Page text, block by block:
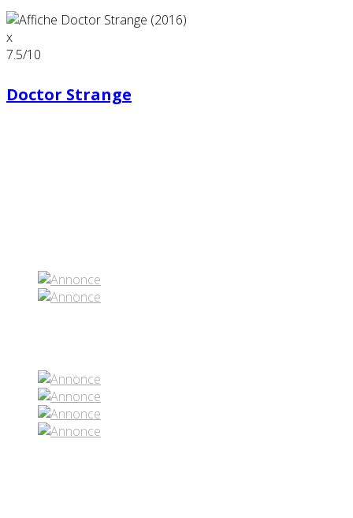
x
7.5/10
Doctor Strange